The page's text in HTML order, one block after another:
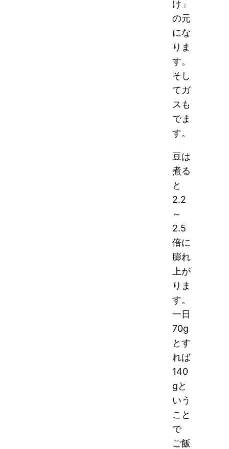
け」
の元
にな
りま
す。
そし
てガ
スも
でま
す。
豆は
煮る
と
2.2
～
2.5
倍に
膨れ
上が
りま
す。
一日
70g
とす
れば
140
gと
いう
こと
で
ご飯